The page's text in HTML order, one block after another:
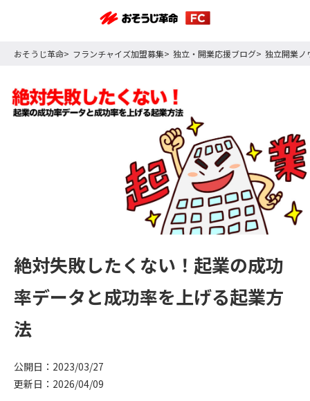
おそうじ革命 フランチャイズ加盟募集 独立・開業応援ブログ 独立開業ノ
絶対失敗したくない！起業の成功
率データと成功率を上げる起業方
法
公開日：2023/03/27
更新日：2026/04/09